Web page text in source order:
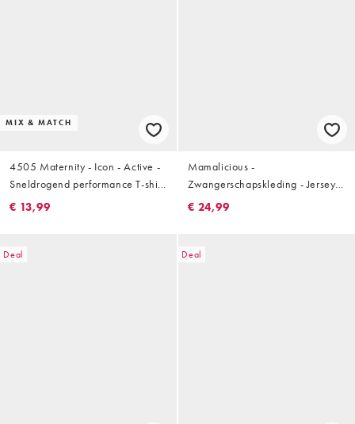
MIX & MATCH
4505 Maternity - Icon - Active -
Sneldrogend performance T-shirt
in rookgrijs
€ 13,99
Mamalicious -
Zwangerschapskleding - Jersey
borstvoedings-top met textuur en
€ 24,99
Deal Deal